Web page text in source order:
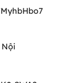
Nội